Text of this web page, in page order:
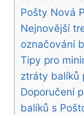
Pošty Nová
Nejnovější
označování
Tipy pro
ztráty balíků
Doporučení
balíků s